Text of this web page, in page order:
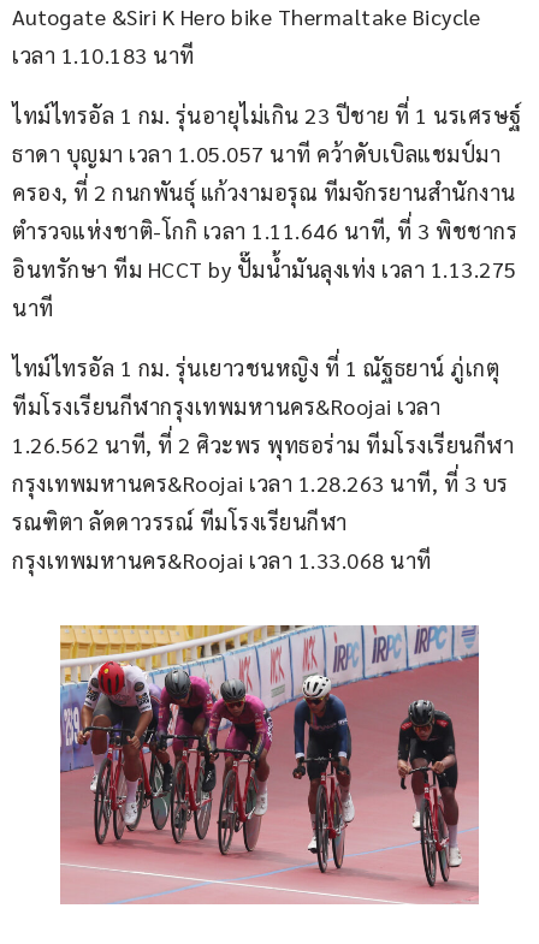
Autogate &Siri K Hero bike Thermaltake Bicycle
เวลา 1.10.183 นาที
ไทม์ไทรอัล 1 กม. รุ่นอายุไม่เกิน 23 ปีชาย ที่ 1 นรเศรษฐ์
ธาดา บุญมา เวลา 1.05.057 นาที คว้าดับเบิลแชมป์มา
ครอง, ที่ 2 กนกพันธุ์ แก้วงามอรุณ ทีมจักรยานสำนักงาน
ตำรวจแห่งชาติ-โกกิ เวลา 1.11.646 นาที, ที่ 3 พิชชากร
อินทรักษา ทีม HCCT by ปั๊มน้ำมันลุงเท่ง เวลา 1.13.275
นาที
ไทม์ไทรอัล 1 กม. รุ่นเยาวชนหญิง ที่ 1 ณัฐธยาน์ ภู่เกตุ
ทีมโรงเรียนกีฬากรุงเทพมหานคร&Roojai เวลา
1.26.562 นาที, ที่ 2 ศิวะพร พุทธอร่าม ทีมโรงเรียนกีฬา
กรุงเทพมหานคร&Roojai เวลา 1.28.263 นาที, ที่ 3 บร
รณฑิตา ลัดดาวรรณ์ ทีมโรงเรียนกีฬา
กรุงเทพมหานคร&Roojai เวลา 1.33.068 นาที